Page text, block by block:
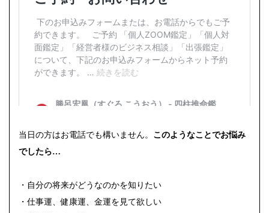
当日の方はお電話でも構いません。 このようなことでお悩み
でしたら…
・自分の将来がどうなのかを知りたい
・仕事運、健康運、金運を見て欲しい